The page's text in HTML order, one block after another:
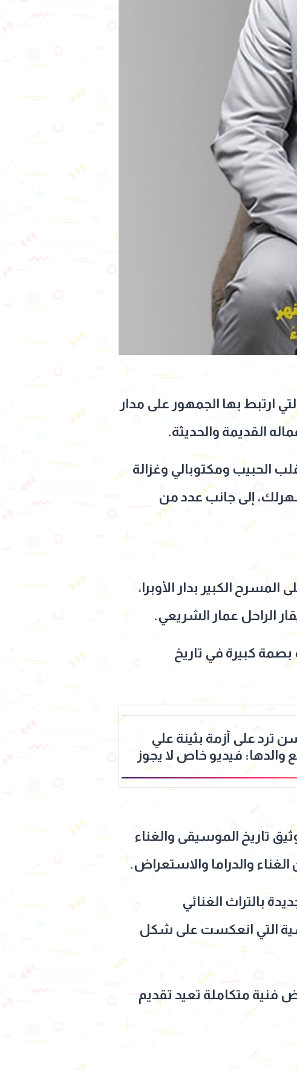
ارتبط بها الجمهور على مدار
القديمة والحديثة.
الحبيب ومكتوبالي وغزالة
إلى جانب عدد من
الكبير بدار الأوبرا،
كبيرة في تاريخ
ترد على أزمة بثينة علي
والدها: فيديو خاص لا يجوز
به تعرض للمساءلة
توثيق تاريخ الموسيقى والغناء
والدراما والاستعراض.
بالتراث الغنائي
التي انعكست على شكل
متكاملة تعيد تقديم